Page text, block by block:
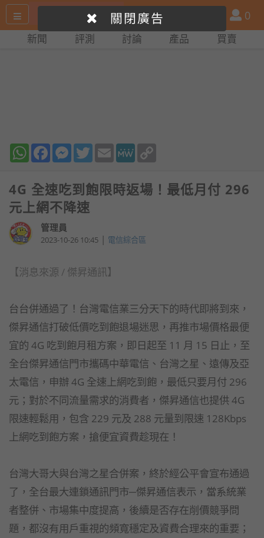
尋
產
品
比
會
員
0
新聞 評測 討論 產品 買賣
WhatsAppFacebookMessenger
TwitterEmail MeWe
4G 全速吃到飽限時返場！最低月付 296
元上網不降速
管理員
2023-10-26 10:45 | 電信綜合區
【消息來源 / 傑昇通訊】
台台併通過了！台灣電信業三分天下的時代即將到來，
傑昇通信打破低價吃到飽退場迷思，再推市場價格最便
宜的 4G 吃到飽月租方案，即日起至 11 月 15 日止，至
全台傑昇通信門市攜碼中華電信、台灣之星、遠傳及亞
太電信，申辦 4G 全速上網吃到飽，最低只要月付 296
元；對於不同流量需求的消費者，傑昇通信也提供 4G
限速輕鬆用，包含 229 元及 288 元量到限速 128Kbps
上網吃到飽方案，搶便宜資費趁現在！
台灣大哥大與台灣之星合併案，終於經公平會宣布通過
了，全台最大連鎖通訊門市─傑昇通信表示，當系統業
者整併、市場集中度提高，後續是否存在削價競爭問
題，都沒有用戶重視的頻寬穩定及資費合理來的重要；
關閉廣告